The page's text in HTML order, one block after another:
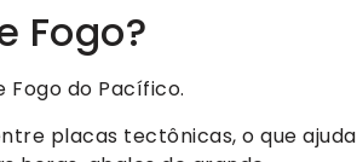
Fogo?
Fogo do Pacífico.
placas tectônicas, o que ajuda